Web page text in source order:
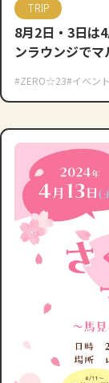
TRIP
8月2日・3日は
ンラウンジでマ
#ZERO☆23#イベント